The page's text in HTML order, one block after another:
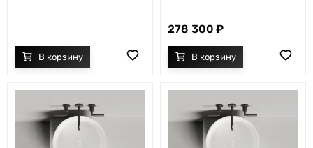
278 300